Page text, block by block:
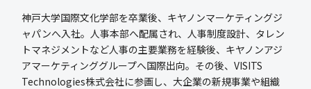
神戸大学国際文化学部を卒業後、キヤノンマーケティングジ
ャパンへ入社。人事本部へ配属され、人事制度設計、タレン
トマネジメントなど人事の主要業務を経験後、キヤノンアジ
アマーケティンググループへ国際出向。その後、VISITS
Technologies株式会社に参画し、大企業の新規事業や組織